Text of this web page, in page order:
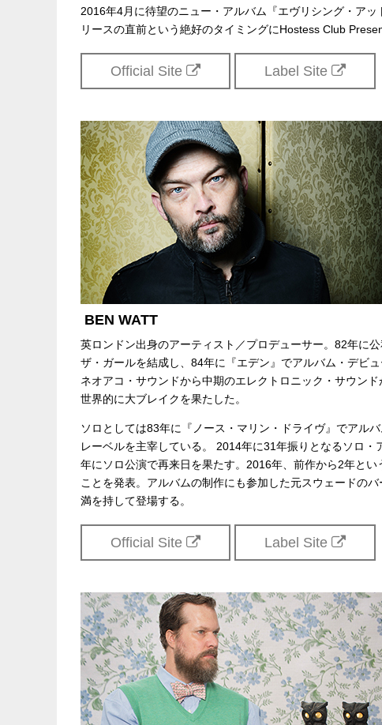
2016年4月に待望のニュー・アルバム『エヴリシング・ア
リースの直前という絶好のタイミングにHostess Club
Official Site Label Site
BEN WATT
英ロンドン出身のアーティスト／プロデューサー。82年に
ザ・ガールを結成し、84年に『エデン』でアルバム・デビ
ネオアコ・サウンドから中期のエレクトロニック・サウン
世界的に大ブレイクを果たした。
ソロとしては83年に『ノース・マリン・ドライヴ』でアル
レーベルを主宰している。 2014年に31年振りとなるソロ
年にソロ公演で再来日を果たす。2016年、前作から2年と
ことを発表。アルバムの制作にも参加した元スウェードの
満を持して登場する。
Official Site Label Site